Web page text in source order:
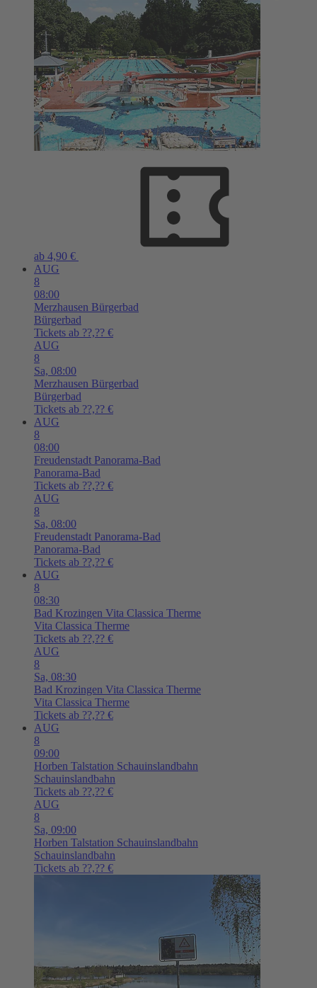
ab 4,90 €
AUG
8
08:00
Merzhausen Bürgerbad
Bürgerbad
Tickets ab ??,?? €
AUG
8
Sa, 08:00
Merzhausen Bürgerbad
Bürgerbad
Tickets ab ??,?? €
AUG
8
08:00
Freudenstadt Panorama-Bad
Panorama-Bad
Tickets ab ??,?? €
AUG
8
Sa, 08:00
Freudenstadt Panorama-Bad
Panorama-Bad
Tickets ab ??,?? €
AUG
8
08:30
Bad Krozingen Vita Classica Therme
Vita Classica Therme
Tickets ab ??,?? €
AUG
8
Sa, 08:30
Bad Krozingen Vita Classica Therme
Vita Classica Therme
Tickets ab ??,?? €
AUG
8
09:00
Horben Talstation Schauinslandbahn
Schauinslandbahn
Tickets ab ??,?? €
AUG
8
Sa, 09:00
Horben Talstation Schauinslandbahn
Schauinslandbahn
Tickets ab ??,?? €